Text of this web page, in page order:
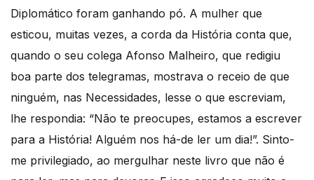
Diplomático foram ganhando pó. A mulher que
esticou, muitas vezes, a corda da História conta que,
quando o seu colega Afonso Malheiro, que redigiu
boa parte dos telegramas, mostrava o receio de que
ninguém, nas Necessidades, lesse o que escreviam,
lhe respondia: “Não te preocupes, estamos a escrever
para a História! Alguém nos há-de ler um dia!”. Sinto-
me privilegiado, ao mergulhar neste livro que não é